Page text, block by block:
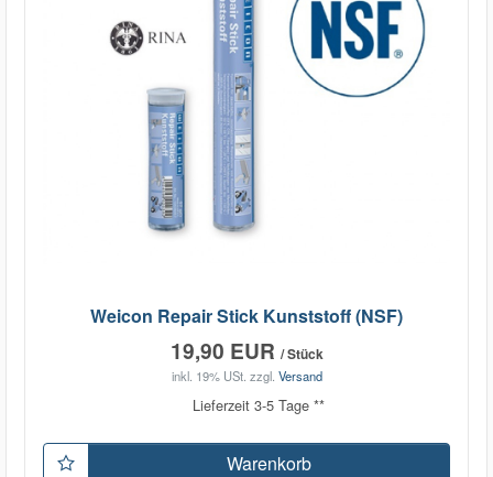
Weicon Repair Stick Kunststoff (NSF)
19,90 EUR / Stück
inkl. 19% USt. zzgl. Versand
Lieferzeit 3-5 Tage **
Warenkorb